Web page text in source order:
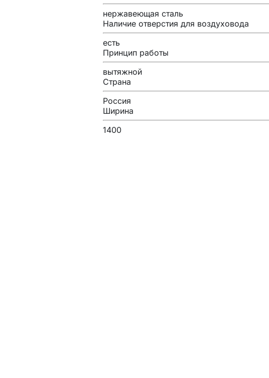
нержавеющая сталь
Наличие отверстия для воздуховода
есть
Принцип работы
вытяжной
Страна
Россия
Ширина
1400